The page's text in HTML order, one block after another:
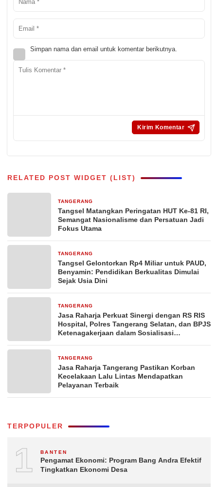
Simpan nama dan email untuk komentar berikutnya.
RELATED POST WIDGET (LIST)
TANGERANG
Tangsel Matangkan Peringatan HUT Ke-81 RI,
Semangat Nasionalisme dan Persatuan Jadi
Fokus Utama
TANGERANG
Tangsel Gelontorkan Rp4 Miliar untuk PAUD,
Benyamin: Pendidikan Berkualitas Dimulai
Sejak Usia Dini
TANGERANG
Jasa Raharja Perkuat Sinergi dengan RS RIS
Hospital, Polres Tangerang Selatan, dan BPJS
Ketenagakerjaan dalam Sosialisasi
TANGERANG
Jasa Raharja Tangerang Pastikan Korban
Kecelakaan Lalu Lintas Mendapatkan
Pelayanan Terbaik
TERPOPULER
1 BANTEN
Pengamat Ekonomi: Program Bang Andra Efektif
Tingkatkan Ekonomi Desa